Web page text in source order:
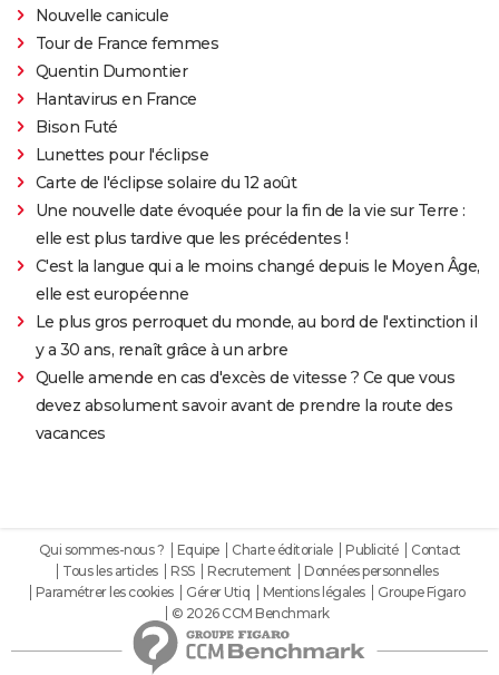
Nouvelle canicule
Tour de France femmes
Quentin Dumontier
Hantavirus en France
Bison Futé
Lunettes pour l'éclipse
Carte de l'éclipse solaire du 12 août
Une nouvelle date évoquée pour la fin de la vie sur Terre :
elle est plus tardive que les précédentes !
C'est la langue qui a le moins changé depuis le Moyen Âge,
elle est européenne
Le plus gros perroquet du monde, au bord de l'extinction il
y a 30 ans, renaît grâce à un arbre
Quelle amende en cas d'excès de vitesse ? Ce que vous
devez absolument savoir avant de prendre la route des
vacances
Qui sommes-nous ? Equipe Charte éditoriale Publicité
Contact
Tous les articles
RSS Recrutement
Données personnelles
Paramétrer les cookies
Gérer Utiq Mentions légales
Groupe Figaro
© 2026 CCM Benchmark